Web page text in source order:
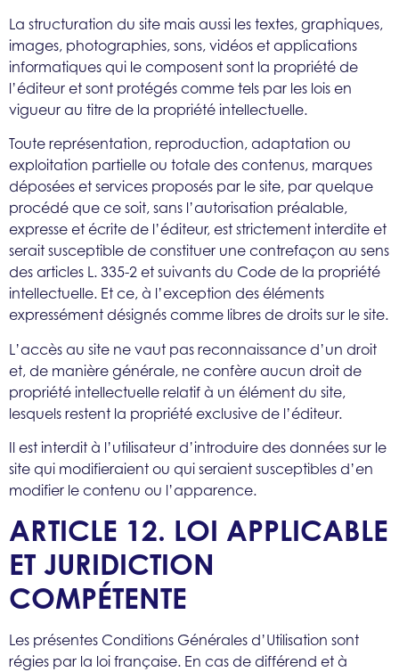
La structuration du site mais aussi les textes, graphiques,
images, photographies, sons, vidéos et applications
informatiques qui le composent sont la propriété de
l’éditeur et sont protégés comme tels par les lois en
vigueur au titre de la propriété intellectuelle.
Toute représentation, reproduction, adaptation ou
exploitation partielle ou totale des contenus, marques
déposées et services proposés par le site, par quelque
procédé que ce soit, sans l’autorisation préalable,
expresse et écrite de l’éditeur, est strictement interdite et
serait susceptible de constituer une contrefaçon au sens
des articles L. 335-2 et suivants du Code de la propriété
intellectuelle. Et ce, à l’exception des éléments
expressément désignés comme libres de droits sur le site.
L’accès au site ne vaut pas reconnaissance d’un droit
et, de manière générale, ne confère aucun droit de
propriété intellectuelle relatif à un élément du site,
lesquels restent la propriété exclusive de l’éditeur.
Il est interdit à l’utilisateur d’introduire des données sur le
site qui modifieraient ou qui seraient susceptibles d’en
modifier le contenu ou l’apparence.
ARTICLE 12. LOI APPLICABLE
ET JURIDICTION
COMPÉTENTE
Les présentes Conditions Générales d’Utilisation sont
régies par la loi française. En cas de différend et à